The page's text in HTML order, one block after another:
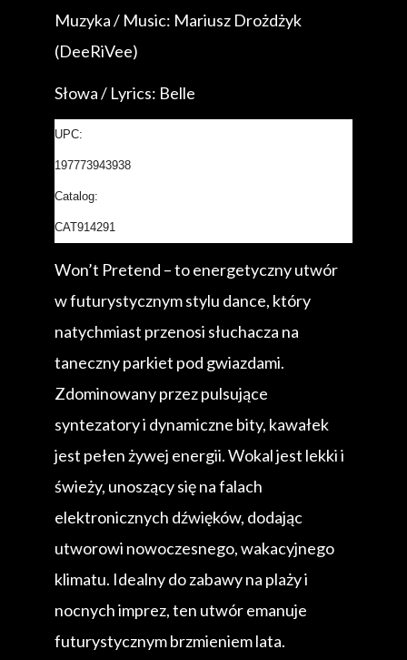
Muzyka / Music: Mariusz Drożdżyk
(DeeRiVee)
Słowa / Lyrics: Belle
UPC:
197773943938
Catalog:
CAT914291
Won’t Pretend – to energetyczny utwór
w futurystycznym stylu dance, który
natychmiast przenosi słuchacza na
taneczny parkiet pod gwiazdami.
Zdominowany przez pulsujące
syntezatory i dynamiczne bity, kawałek
jest pełen żywej energii. Wokal jest lekki i
świeży, unoszący się na falach
elektronicznych dźwięków, dodając
utworowi nowoczesnego, wakacyjnego
klimatu. Idealny do zabawy na plaży i
nocnych imprez, ten utwór emanuje
futurystycznym brzmieniem lata.